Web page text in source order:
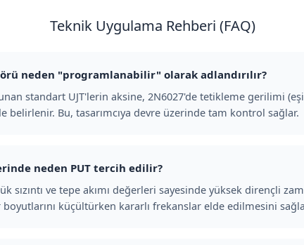
Teknik Uygulama Rehberi (FAQ)
neden "programlanabilir" olarak adlandırılır?
standart UJT'lerin aksine, 2N6027'de tetikleme gerilimi
belirlenir. Bu, tasarımcıya devre üzerinde tam kontrol sağlar.
neden PUT tercih edilir?
sızıntı ve tepe akımı değerleri sayesinde yüksek dirençli
boyutlarını küçültürken kararlı frekanslar elde edilmesini